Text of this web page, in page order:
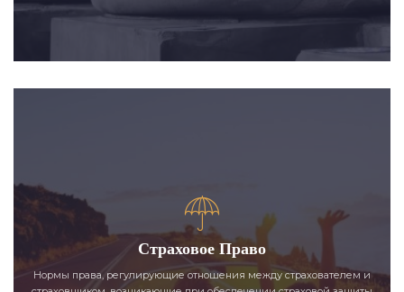
Страховое Право
Нормы права, регулирующие отношения между страхователем и